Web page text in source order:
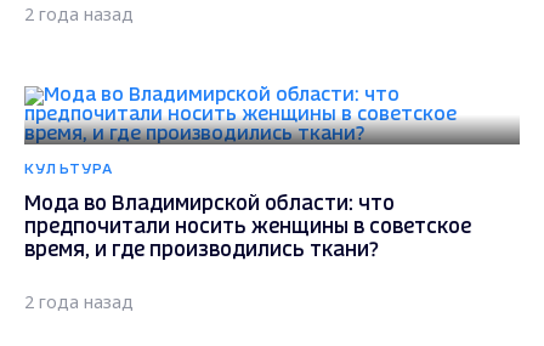
2 года назад
КУЛЬТУРА
Мода во Владимирской области: что
предпочитали носить женщины в советское
время, и где производились ткани?
2 года назад